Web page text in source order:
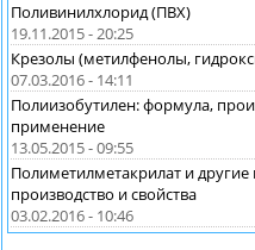
Поливинилхлорид (ПВХ)
19.11.2015 - 20:25
Крезолы (метилфенолы,
07.03.2016 - 14:11
Полиизобутилен: формула,
применение
13.05.2015 - 09:55
Полиметилметакрилат и
производство и свойства
03.02.2016 - 10:46